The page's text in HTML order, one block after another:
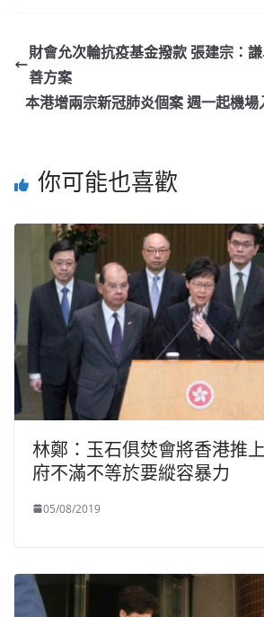
財會允次輪抗疫基金撥款 張建宗：
善方案
本港增兩宗新冠肺炎個案 週一起機
你可能也喜歡
林鄭：玉石俱焚會將香港推
府不滿不等於要縱容暴力
05/08/2019